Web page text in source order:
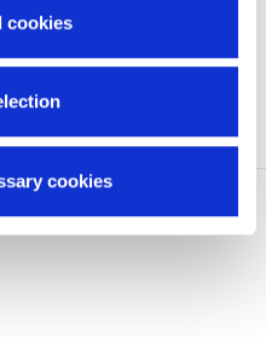
cookies
cookies
21% elasthan.